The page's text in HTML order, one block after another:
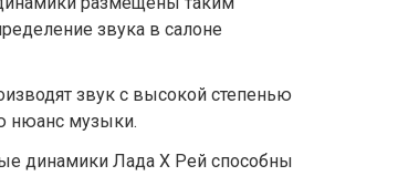
звука в салоне
звук с высокой степенью
нюанс музыки.
динамики Лада Х Рей способны